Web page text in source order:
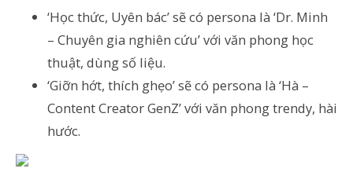
‘Học thức, Uyên bác’ sẽ có persona là ‘Dr. Minh
– Chuyên gia nghiên cứu’ với văn phong học
thuật, dùng số liệu.
‘Giỡn hớt, thích ghẹo’ sẽ có persona là ‘Hà –
Content Creator GenZ’ với văn phong trendy, hài
hước.